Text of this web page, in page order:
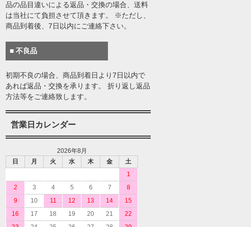
品の品目違いによる返品・交換の場合、送料
は当社にて負担させて頂きます。 ※ただし、
商品到着後、7日以内にご連絡下さい。
■ 不良品
初期不良の場合、商品到着日より7日以内で
あれば返品・交換を承ります。 折り返し返品
方法等をご連絡致します。
営業日カレンダー
2026年8月
日
月 火 水 木 金
土
1
2
3 4 5 6 7
8
9
10 11 12 13 14
15
16
17 18 19 20 21
22